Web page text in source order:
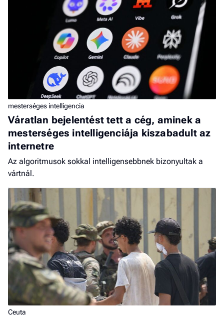
mesterséges intelligencia
Váratlan bejelentést tett a cég, aminek a
mesterséges intelligenciája kiszabadult az
internetre
Az algoritmusok sokkal intelligensebbnek bizonyultak a
vártnál.
Ceuta